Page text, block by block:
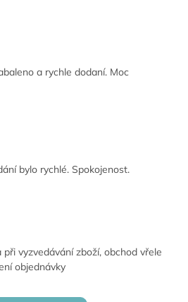
a rychle dodaní. Moc
bylo rychlé. Spokojenost.
vyzvedávání zboží, obchod vřele
objednávky